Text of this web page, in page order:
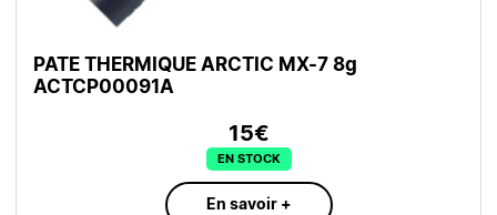
PATE THERMIQUE ARCTIC MX-7 8g
ACTCP00091A
15€
EN STOCK
En savoir +